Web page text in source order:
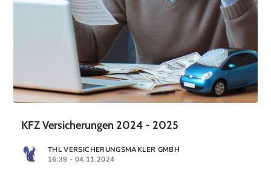
KFZ Versicherungen 2024 - 2025
THL VERSICHERUNGSMAKLER GMBH
16:39 - 04.11.2024